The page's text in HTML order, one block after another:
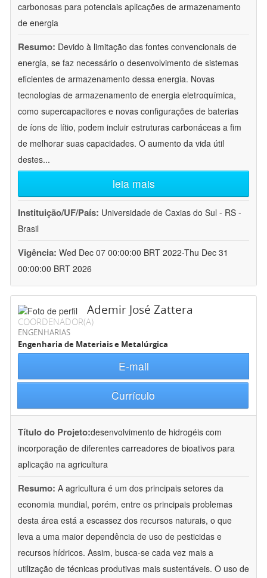
carbonosas para potenciais aplicações de armazenamento
de energia
Resumo: Devido à limitação das fontes convencionais de
energia, se faz necessário o desenvolvimento de sistemas
eficientes de armazenamento dessa energia. Novas
tecnologias de armazenamento de energia eletroquímica,
como supercapacitores e novas configurações de baterias
de íons de lítio, podem incluir estruturas carbonáceas a fim
de melhorar suas capacidades. O aumento da vida útil
destes...
leia mais
Instituição/UF/País: Universidade de Caxias do Sul - RS -
Brasil
Vigência: Wed Dec 07 00:00:00 BRT 2022-Thu Dec 31
00:00:00 BRT 2026
Ademir José Zattera
COORDENADOR(A)
ENGENHARIAS
Engenharia de Materiais e Metalúrgica
E-mail
Currículo
Título do Projeto:desenvolvimento de hidrogéis com
incorporação de diferentes carreadores de bioativos para
aplicação na agricultura
Resumo: A agricultura é um dos principais setores da
economia mundial, porém, entre os principais problemas
desta área está a escassez dos recursos naturais, o que
leva a uma maior dependência de uso de pesticidas e
recursos hídricos. Assim, busca-se cada vez mais a
utilização de técnicas produtivas mais sustentáveis. O uso de